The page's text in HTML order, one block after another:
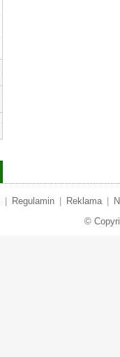
Regulamin Reklama
©